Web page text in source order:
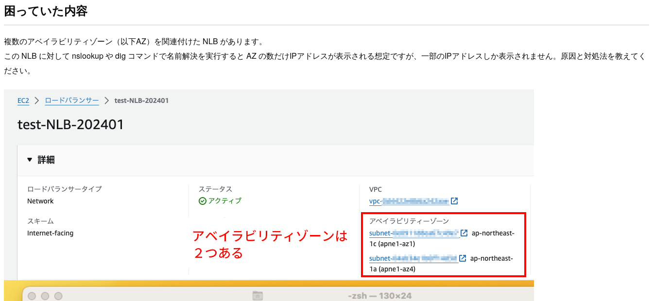
困っていた内容
複数のアベイラビリティゾーン（以下AZ）を関連付けた NLB があります。
この NLB に対して nslookup や dig コマンドで名前解決を実行すると AZ の数だけIPアドレスが表示される想定ですが、一部のIPアドレスしか表示されません。原因と対処法を教えてく
ださい。